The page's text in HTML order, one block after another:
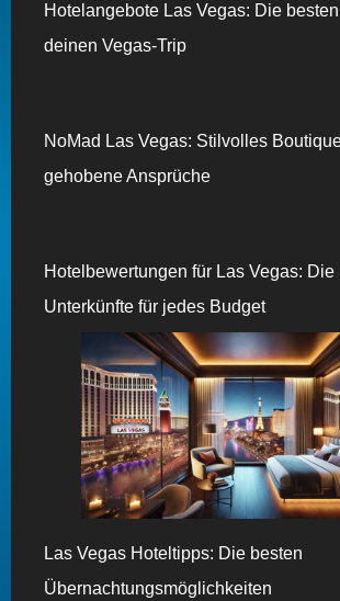
Hotelangebote Las Vegas: Die
deinen Vegas-Trip
NoMad Las Vegas: Stilvolles
gehobene Ansprüche
Hotelbewertungen für Las Vegas: Die
Unterkünfte für jedes Budget
Las Vegas Hoteltipps: Die besten
Übernachtungsmöglichkeiten